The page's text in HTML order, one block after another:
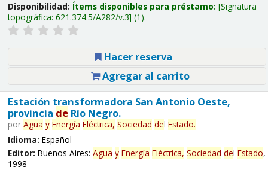
Disponibilidad: Ítems disponibles para préstamo: Signatura
topográfica: 621.374.5/A282/v.3 (1).
Hacer reserva
Agregar al carrito
Estación transformadora San Antonio Oeste,
provincia deRío Negro.
por Agua y Energía Eléctrica, Sociedad del Estado.
Idioma: Español
Editor: Buenos Aires: Agua y Energía Eléctrica, Sociedad del Estado,
1998